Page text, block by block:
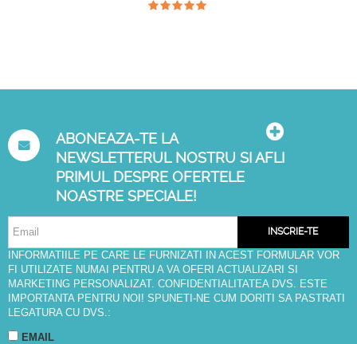
ABONEAZA-TE LA
NEWSLETTERUL NOSTRU SI AFLI
PRIMUL DESPRE OFERTELE
NOASTRE SPECIALE!
INSCRIE-TE
INFORMATIILE PE CARE LE FURNIZATI IN ACEST FORMULAR VOR
FI UTILIZATE NUMAI PENTRU A VA OFERI ACTUALIZARI SI
MARKETING PERSONALIZAT. CONFIDENTIALITATEA DVS. ESTE
IMPORTANTA PENTRU NOI! SPUNETI-NE CUM DORITI SA PASTRATI
LEGATURA CU DVS.:
EMAIL